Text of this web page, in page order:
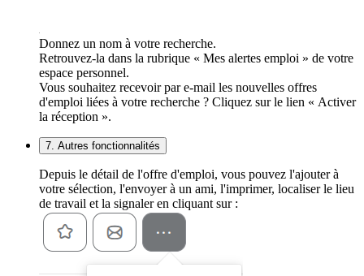
Donnez un nom à votre recherche.
Retrouvez-la dans la rubrique « Mes alertes emploi » de votre
espace personnel.
Vous souhaitez recevoir par e-mail les nouvelles offres
d'emploi liées à votre recherche ? Cliquez sur le lien « Activer
la réception ».
7. Autres fonctionnalités
Depuis le détail de l'offre d'emploi, vous pouvez l'ajouter à
votre sélection, l'envoyer à un ami, l'imprimer, localiser le lieu
de travail et la signaler en cliquant sur :